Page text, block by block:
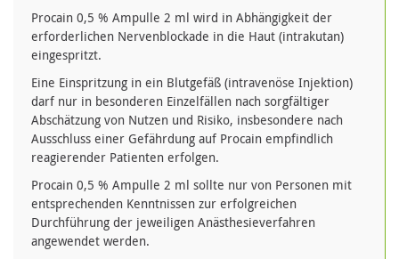
Procain 0,5 % Ampulle 2 ml wird in Abhängigkeit der
erforderlichen Nervenblockade in die Haut (intrakutan)
eingespritzt.
Eine Einspritzung in ein Blutgefäß (intravenöse Injektion)
darf nur in besonderen Einzelfällen nach sorgfältiger
Abschätzung von Nutzen und Risiko, insbesondere nach
Ausschluss einer Gefährdung auf Procain empfindlich
reagierender Patienten erfolgen.
Procain 0,5 % Ampulle 2 ml sollte nur von Personen mit
entsprechenden Kenntnissen zur erfolgreichen
Durchführung der jeweiligen Anästhesieverfahren
angewendet werden.